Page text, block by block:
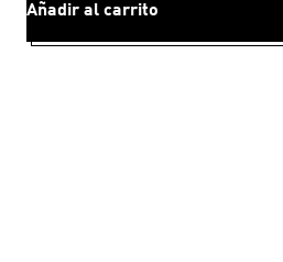
Añadir al carrito